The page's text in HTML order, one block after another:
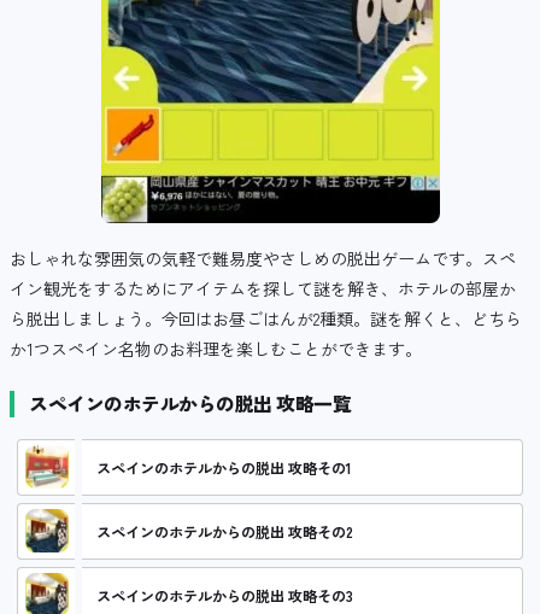
おしゃれな雰囲気の気軽で難易度やさしめの脱出ゲームです。スペ
イン観光をするためにアイテムを探して謎を解き、ホテルの部屋か
ら脱出しましょう。今回はお昼ごはんが2種類。謎を解くと、どちら
か1つスペイン名物のお料理を楽しむことができます。
スペインのホテルからの脱出 攻略一覧
スペインのホテルからの脱出 攻略その1
スペインのホテルからの脱出 攻略その2
スペインのホテルからの脱出 攻略その3